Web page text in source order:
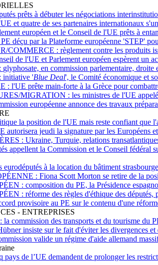
prêts à débuter les négociations
et quatre de ses partenaires internationaux
européen et le Conseil de l'UE prêts à
déçu par la Plateforme européenne 'STEP'
COMMERCE : règlement contre les produits
de l'UE et Parlement européen espèrent un
glyphosate, en commission parlementaire,
initiative 'Blue Deal', le Comité économique et
: l'UE prête main-forte à la Grèce pour
MIGRATION : les ministres de l'UE
européenne annonce des travaux
la position de l'UE mais reste confiant que
autorisera jeudi la signature par les Européens
: Ukraine, Turquie, relations
appellent la Commission et le Conseil fédéral
eurodéputés à la location du bâtiment
: Fiona Scott Morton se retire de la
: composition du PE, la Présidence
: réforme des règles d'éthique des
provisoire au PE sur le contenu d'une
- ENTREPRISES
la commission des transports et du tourisme du
insiste sur le fait d'éviter les divergences
valide un régime d'aide allemand
pays de l’UE demandent de prolonger les